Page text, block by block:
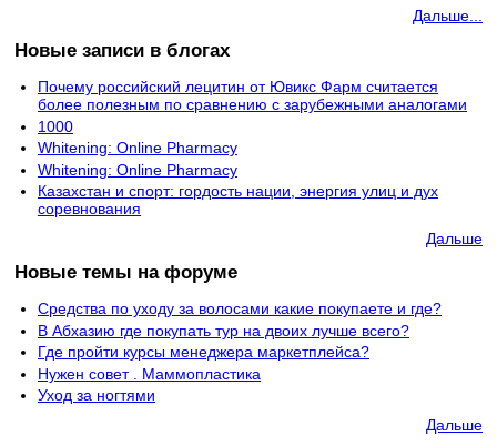
Дальше...
Новые записи в блогах
Почему российский лецитин от Ювикс Фарм считается
более полезным по сравнению с зарубежными аналогами
1000
Whitening: Online Pharmacy
Whitening: Online Pharmacy
Казахстан и спорт: гордость нации, энергия улиц и дух
соревнования
Дальше
Новые темы на форуме
Средства по уходу за волосами какие покупаете и где?
В Абхазию где покупать тур на двоих лучше всего?
Где пройти курсы менеджера маркетплейса?
Нужен совет . Маммопластика
Уход за ногтями
Дальше